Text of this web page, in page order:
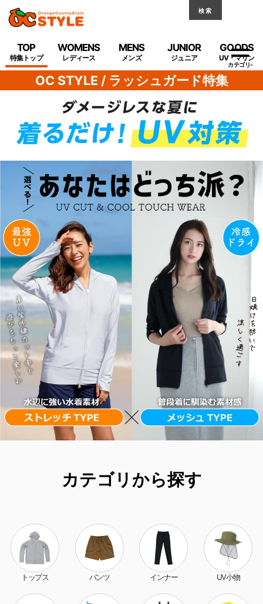
検索
TOP
特集トップ
WOMENS
レディース
MENS
メンズ
JUNIOR
ジュニア
GOODS
UV・マリン
OC STYLE / ラッシュガード特集
カテゴリから探す
トップス パンツ インナー UV小物